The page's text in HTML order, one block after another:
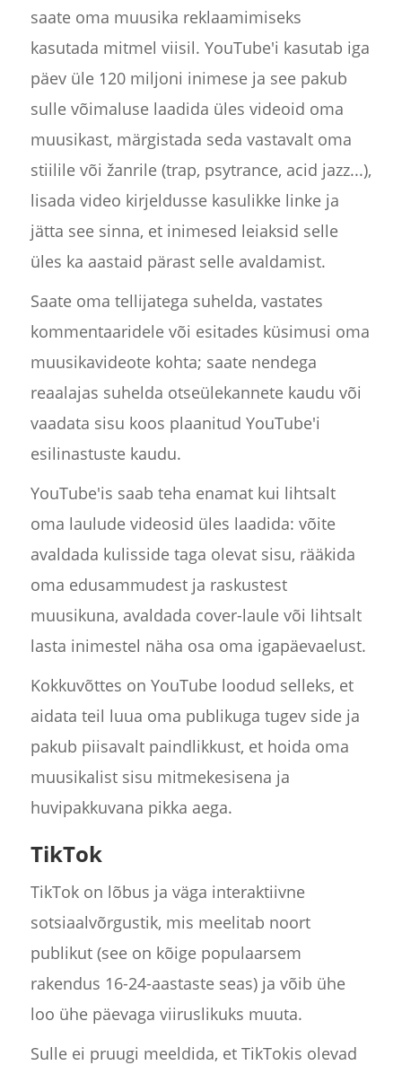
saate oma muusika reklaamimiseks
kasutada mitmel viisil. YouTube'i kasutab iga
päev üle 120 miljoni inimese ja see pakub
sulle võimaluse laadida üles videoid oma
muusikast, märgistada seda vastavalt oma
stiilile või žanrile (trap, psytrance, acid jazz...),
lisada video kirjeldusse kasulikke linke ja
jätta see sinna, et inimesed leiaksid selle
üles ka aastaid pärast selle avaldamist.
Saate oma tellijatega suhelda, vastates
kommentaaridele või esitades küsimusi oma
muusikavideote kohta; saate nendega
reaalajas suhelda otseülekannete kaudu või
vaadata sisu koos plaanitud YouTube'i
esilinastuste kaudu.
YouTube'is saab teha enamat kui lihtsalt
oma laulude videosid üles laadida: võite
avaldada kulisside taga olevat sisu, rääkida
oma edusammudest ja raskustest
muusikuna, avaldada cover-laule või lihtsalt
lasta inimestel näha osa oma igapäevaelust.
Kokkuvõttes on YouTube loodud selleks, et
aidata teil luua oma publikuga tugev side ja
pakub piisavalt paindlikkust, et hoida oma
muusikalist sisu mitmekesisena ja
huvipakkuvana pikka aega.
TikTok
TikTok on lõbus ja väga interaktiivne
sotsiaalvõrgustik, mis meelitab noort
publikut (see on kõige populaarsem
rakendus 16-24-aastaste seas) ja võib ühe
loo ühe päevaga viiruslikuks muuta.
Sulle ei pruugi meeldida, et TikTokis olevad